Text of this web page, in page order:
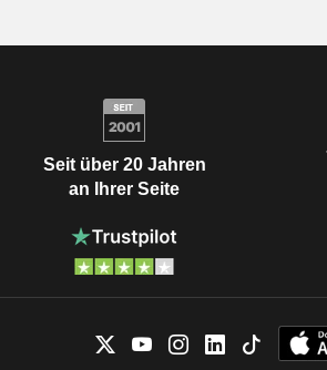
Seit über 20 Jahren
an Ihrer Seite